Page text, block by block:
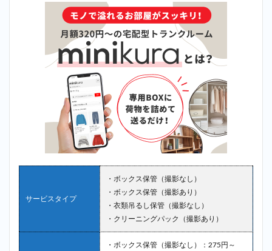
サービスタイプ
・ボックス保管（撮影なし）
・ボックス保管（撮影あり）
・衣類吊るし保管（撮影なし）
・クリーニングパック（撮影あり）
・ボックス保管（撮影なし）：275円～